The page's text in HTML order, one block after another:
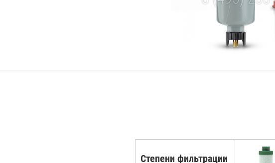
Степени фильтрации